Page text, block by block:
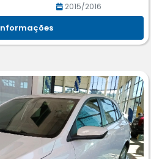
2015/2016